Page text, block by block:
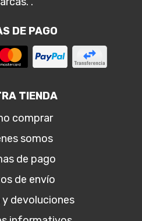
DE PAGO
TIENDA
comprar
somos
de pago
de envío
y devoluciones